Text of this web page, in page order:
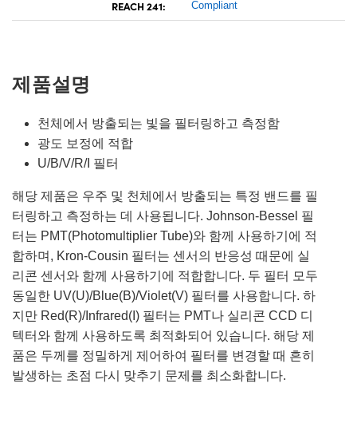
REACH 241: Compliant
제품설명
천체에서 방출되는 빛을 필터링하고 측정함
광도 보정에 적합
U/B/V/R/I 필터
해당 제품은 우주 및 천체에서 방출되는 특정 밴드를 필
터링하고 측정하는 데 사용됩니다. Johnson-Bessel 필
터는 PMT(Photomultiplier Tube)와 함께 사용하기에 적
합하며, Kron-Cousin 필터는 센서의 반응성 때문에 실
리콘 센서와 함께 사용하기에 적합합니다. 두 필터 모두
동일한 UV(U)/Blue(B)/Violet(V) 필터를 사용합니다. 하
지만 Red(R)/Infrared(I) 필터는 PMT나 실리콘 CCD 디
텍터와 함께 사용하도록 최적화되어 있습니다. 해당 제
품은 두께를 정밀하게 제어하여 필터를 변경할 때 흔히
발생하는 초점 다시 맞추기 문제를 최소화합니다.